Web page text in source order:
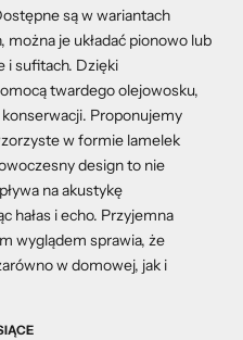
są w wariantach
je układać pionowo lub
i sufitach. Dzięki
twardego olejowosku,
Proponujemy
w formie lamelek
design to nie
na akustykę
hałas i echo. Przyjemna
wyglądem sprawia, że
w domowej, jak i